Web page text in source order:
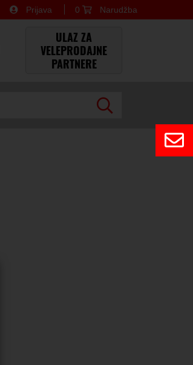
×
Prijava 0 Narudžba
ULAZ ZA
VELEPRODAJNE
PARTNERE